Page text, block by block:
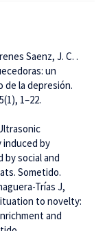
Saenz, J. C. .
un
la depresión.
1–22.
induced by
social and
Sometido.
Trías J,
to novelty:
and